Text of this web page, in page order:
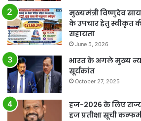
मुख्यमंत्री विष्णुदेव
के उपचार हेतु स्वीकृत
सहायता
June 5, 2026
भारत के अगले मुख्य
सूर्यकांत
October 27, 2025
हज-2026 के लिए
हज प्रतीक्षा सूची